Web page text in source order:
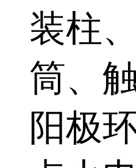
装柱
筒、
阳极